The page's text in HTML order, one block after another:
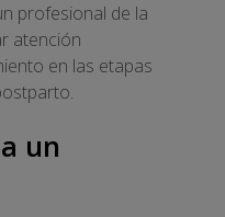
profesional de la
atención
en las etapas
un